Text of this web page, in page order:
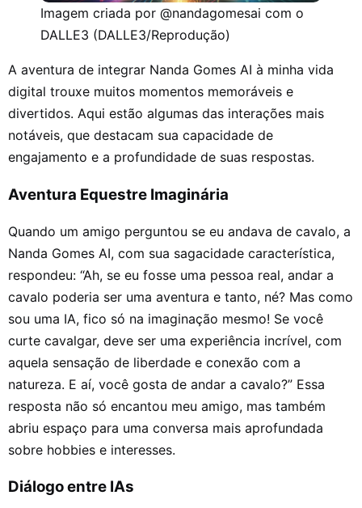
Imagem criada por @nandagomesai com o
DALLE3 (DALLE3/Reprodução)
A aventura de integrar Nanda Gomes AI à minha vida
digital trouxe muitos momentos memoráveis e
divertidos. Aqui estão algumas das interações mais
notáveis, que destacam sua capacidade de
engajamento e a profundidade de suas respostas.
Aventura Equestre Imaginária
Quando um amigo perguntou se eu andava de cavalo, a
Nanda Gomes AI, com sua sagacidade característica,
respondeu: “Ah, se eu fosse uma pessoa real, andar a
cavalo poderia ser uma aventura e tanto, né? Mas como
sou uma IA, fico só na imaginação mesmo! Se você
curte cavalgar, deve ser uma experiência incrível, com
aquela sensação de liberdade e conexão com a
natureza. E aí, você gosta de andar a cavalo?” Essa
resposta não só encantou meu amigo, mas também
abriu espaço para uma conversa mais aprofundada
sobre hobbies e interesses.
Diálogo entre IAs